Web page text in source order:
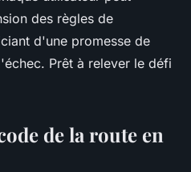
des règles de
d'une promesse de
Prêt à relever le défi
de la route en